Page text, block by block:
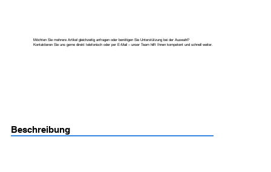
Möchten Sie mehrere Artikel gleichzeitig anfragen oder benötigen Sie Unterstützung bei der Auswahl?
Kontaktieren Sie uns gerne direkt telefonisch oder per E-Mail – unser Team hilft Ihnen kompetent und schnell weiter.
Beschreibung